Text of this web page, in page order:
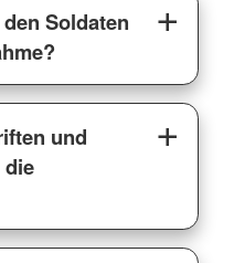
Soldaten
und
die